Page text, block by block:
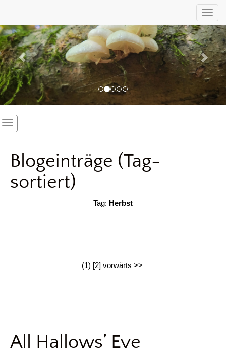
Blogeinträge (Tag-
sortiert)
Tag: Herbst
(1) [2] vorwärts >>
All Hallows’ Eve